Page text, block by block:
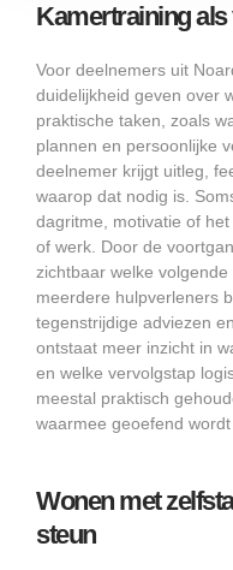
Kamertraining als
Voor deelnemers uit
duidelijkheid geven over
praktische taken, zoals
plannen en persoonlijke
deelnemer krijgt uitleg,
waarop dat nodig is.
dagritme, motivatie of
of werk. Door de
zichtbaar welke
meerdere hulpverleners
tegenstrijdige adviezen
ontstaat meer inzicht in
en welke vervolgstap
meestal praktisch
waarmee geoefend
Wonen met
steun